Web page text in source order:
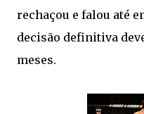
rechaçou e falou até
decisão definitiva
meses.